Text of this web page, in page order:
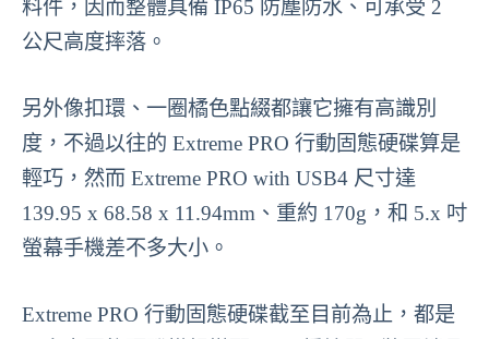
料件，因而整體具備 IP65 防塵防水、可承受 2
公尺高度摔落。
另外像扣環、一圈橘色點綴都讓它擁有高識別
度，不過以往的 Extreme PRO 行動固態硬碟算是
輕巧，然而 Extreme PRO with USB4 尺寸達
139.95 x 68.58 x 11.94mm、重約 170g，和 5.x 吋
螢幕手機差不多大小。
Extreme PRO 行動固態硬碟截至目前為止，都是